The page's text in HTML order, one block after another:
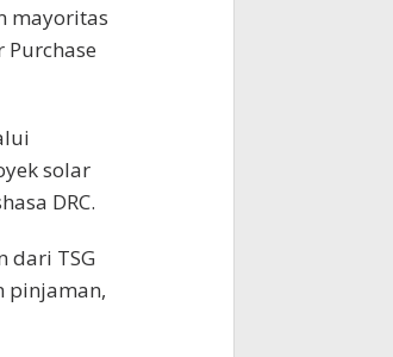
mayoritas
solar
DRC.
dari TSG
pinjaman,